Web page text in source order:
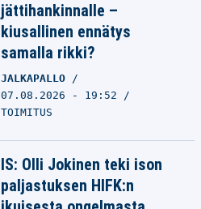
jättihankinnalle –
kiusallinen ennätys
samalla rikki?
JALKAPALLO
07.08.2026 - 19:52
TOIMITUS
IS: Olli Jokinen teki ison
paljastuksen HIFK:n